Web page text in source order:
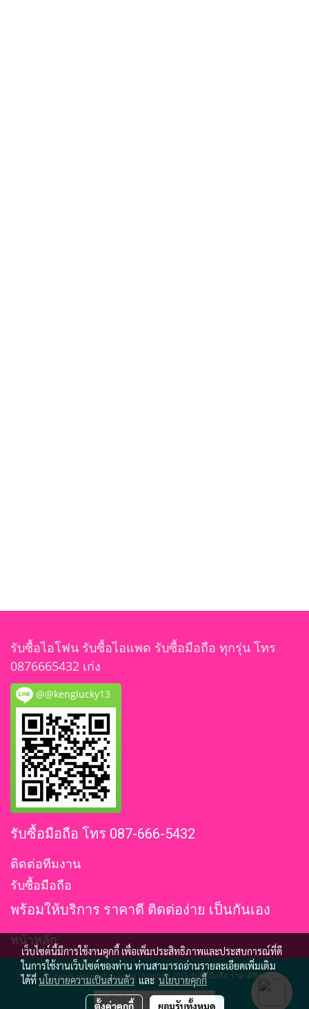
รับซื้อไอโฟน รับซื้อไอแพด รับซื้อมือถือ ทุกรุ่น โทร
0876665432 เก่ง
@@kenglucky13
รับซื้อมือถือ โทร 087-666-5432
ติดต่อทีมงาน
รับซื้อมือถือ
พร้อมให้บริการ ราคาดี ติดต่อง่าย เป็นกันเอง
หน้าหลัก
All rights reserved to lucky13mobile 2015 รับซื้อมือถือ ราคาดีที่สุด
ผู้เข้าชมวันนี้ 1,075
เว็บไซต์นี้มีการใช้งานคุกกี้ เพื่อเพิ่มประสิทธิภาพและประสบการณ์ที่ดี
ในการใช้งานเว็บไซต์ของท่าน ท่านสามารถอ่านรายละเอียดเพิ่มเติม
ได้ที่นโยบายความเป็นส่วนตัวและนโยบายคุกกี้
ตั้งค่าคุกกี้ ยอมรับทั้งหมด